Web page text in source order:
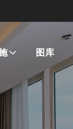
图库